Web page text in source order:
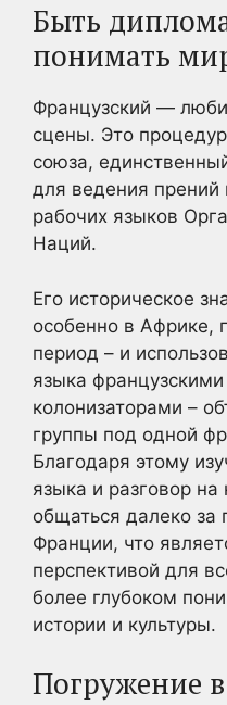
Быть
понимать
Французский —
сцены. Это
союза,
для ведения
рабочих языков
Наций.
Его историческое
особенно в Африке,
период – и
языка
колонизаторами –
группы под одной
Благодаря этому
языка и разговор
общаться далеко
Франции, что
перспективой для
более глубоком
истории и культуры.
Погружение в